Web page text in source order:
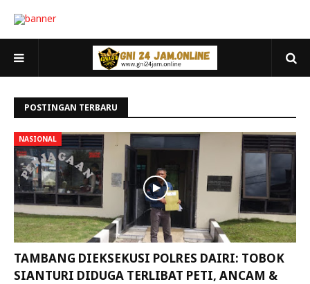
POSTINGAN TERBARU
NASIONAL
TAMBANG DIEKSEKUSI POLRES DAIRI: TOBOK
SIANTURI DIDUGA TERLIBAT PETI, ANCAM &